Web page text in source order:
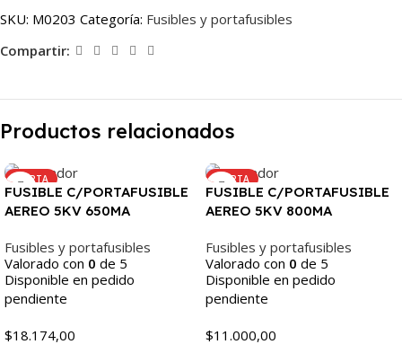
SKU: M0203 Categoría: Fusibles y portafusibles
Compartir:
Productos relacionados
OFERTA
FUSIBLE C/PORTAFUSIBLE
AEREO 5KV 650MA
Fusibles y portafusibles
Valorado con 0 de 5
Disponible en pedido
pendiente
$18.174,00
OFERTA
FUSIBLE C/PORTAFUSIBLE
AEREO 5KV 800MA
Fusibles y portafusibles
Valorado con 0 de 5
Disponible en pedido
pendiente
$11.000,00